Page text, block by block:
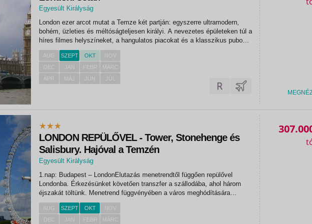
Egyesült Királyság
London
London ezer arcot mutat a Temze két partján: egyszerre ultramodern,
bohém, üzleties és méltóságteljesen királyi. A nevezetes épületeken túl a
híres filmes helyszíneket, a hangulatos piacokat és a klasszikus pubokat
is fel kell venni a látnivalók listájára – ebben a városban mindig akad új...
AUG SZEPT OKT
NOV
DEC
JAN FEBR
MÁRC
ÁPR
MÁJ JÚN JÚL
LONDON REPÜLŐVEL - Tower, Stonehenge és
Salisbury. Hajóval a Temzén
Egyesült Királyság
London
1.nap: Budapest – LondonElutazás menetrendtől függően repülővel
Londonba. Érkezésünket követően transzfer a szállodába, ahol három
éjszakát töltünk. Menetrend függvényében a város meghódítására
indulunk metróval és gyalogosan, ismerkedünk a belváros hangulatával
(Londonban a leggyorsabban...
AUG SZEPT OKT
NOV
DEC
JAN FEBR
MÁRC